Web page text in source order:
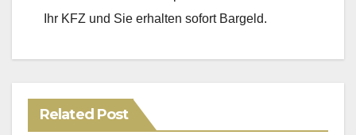
Ihr KFZ und Sie erhalten sofort Bargeld.
Related Post